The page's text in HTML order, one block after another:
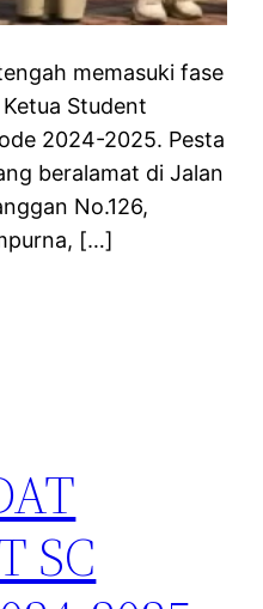
memasuki fase
Student
2024-2025. Pesta
beralamat di Jalan
No.126,
[…]
SC